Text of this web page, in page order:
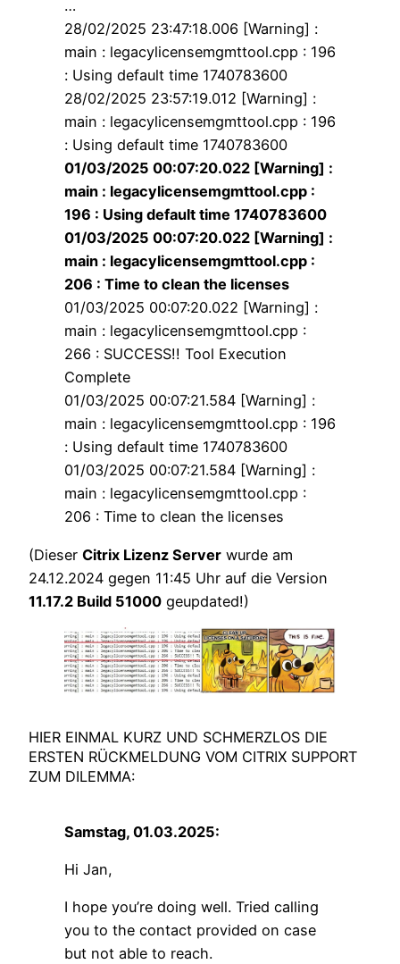
…
28/02/2025 23:47:18.006 [Warning] :
main : legacylicensemgmttool.cpp : 196
: Using default time 1740783600
28/02/2025 23:57:19.012 [Warning] :
main : legacylicensemgmttool.cpp : 196
: Using default time 1740783600
01/03/2025 00:07:20.022 [Warning] :
main : legacylicensemgmttool.cpp :
196 : Using default time 1740783600
01/03/2025 00:07:20.022 [Warning] :
main : legacylicensemgmttool.cpp :
206 : Time to clean the licenses
01/03/2025 00:07:20.022 [Warning] :
main : legacylicensemgmttool.cpp :
266 : SUCCESS!! Tool Execution
Complete
01/03/2025 00:07:21.584 [Warning] :
main : legacylicensemgmttool.cpp : 196
: Using default time 1740783600
01/03/2025 00:07:21.584 [Warning] :
main : legacylicensemgmttool.cpp :
206 : Time to clean the licenses
(Dieser Citrix Lizenz Server wurde am
24.12.2024 gegen 11:45 Uhr auf die Version
11.17.2 Build 51000 geupdated!)
HIER EINMAL KURZ UND SCHMERZLOS DIE
ERSTEN RÜCKMELDUNG VOM CITRIX SUPPORT
ZUM DILEMMA:
Samstag, 01.03.2025:
Hi Jan,
I hope you’re doing well. Tried calling
you to the contact provided on case
but not able to reach.